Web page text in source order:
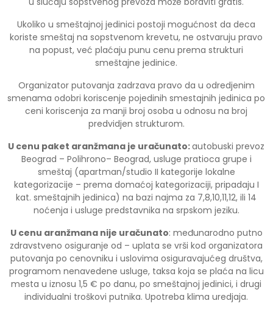
Ukoliko u smeštajnoj jedinici postoji mogućnost da deca
koriste smeštaj na sopstvenom krevetu, ne ostvaruju pravo
na popust, već plaćaju punu cenu prema strukturi
smeštajne jedinice.
Organizator putovanja zadrzava pravo da u odredjenim
smenama odobri koriscenje pojedinih smestajnih jedinica po
ceni koriscenja za manji broj osoba u odnosu na broj
predvidjen strukturom.
U cenu paket aranžmana je uračunato:autobuski prevoz
Beograd – Polihrono– Beograd, usluge pratioca grupe i
smeštaj (apartman/studio II kategorije lokalne
kategorizacije – prema domaćoj kategorizaciji, pripadaju I
kat. smeštajnih jedinica) na bazi najma za 7,8,10,11,12, ili 14
noćenja i usluge predstavnika na srpskom jeziku.
U cenu aranžmana nije uračunato: međunarodno putno
zdravstveno osiguranje od – uplata se vrši kod organizatora
putovanja po cenovniku i uslovima osiguravajućeg društva,
programom nenavedene usluge, taksa koja se plaća na licu
mesta u iznosu 1,5 € po danu, po smeštajnoj jedinici, i drugi
individualni troškovi putnika. Upotreba klima uredjaja.